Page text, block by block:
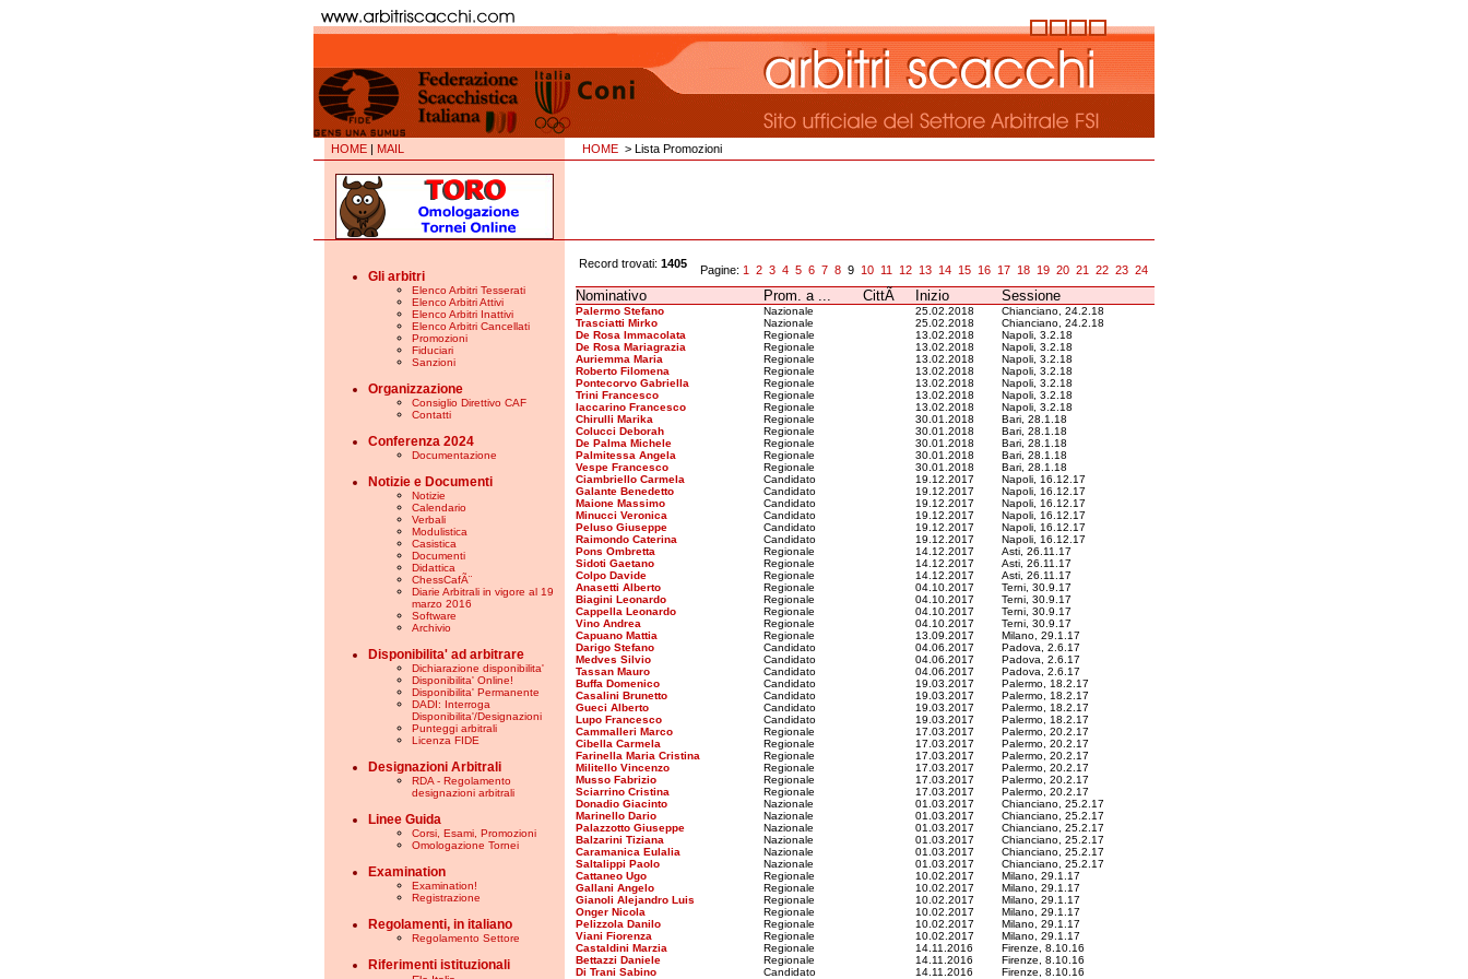
HOME | MAIL HOME > Lista Promozioni
Gli arbitri
Elenco Arbitri Tesserati
Elenco Arbitri Attivi
Elenco Arbitri Inattivi
Elenco Arbitri Cancellati
Promozioni
Fiduciari
Sanzioni
Organizzazione
Consiglio Direttivo CAF
Contatti
Conferenza 2024
Documentazione
Notizie e Documenti
Notizie
Calendario
Verbali
Modulistica
Casistica
Documenti
Didattica
ChessCafÃ¨
Diarie Arbitrali in vigore al 19
marzo 2016
Software
Archivio
Disponibilita' ad arbitrare
Dichiarazione disponibilita'
Disponibilita' Online!
Disponibilita' Permanente
DADI: Interroga
Disponibilita'/Designazioni
Punteggi arbitrali
Licenza FIDE
Designazioni Arbitrali
RDA - Regolamento
designazioni arbitrali
Linee Guida
Corsi, Esami, Promozioni
Omologazione Tornei
Examination
Examination!
Registrazione
Regolamenti, in italiano
Regolamento Settore
Riferimenti istituzionali
Record trovati: 1405 Pagine: 1 2 3 4 5 6 7 8 9 10 11 12 13 14 15 16 17 18 19 20 21 22 23 24
Nominativo Prom. a ... CittÃ Inizio Sessione
Palermo Stefano Nazionale 25.02.2018
Chianciano, 24.2.18
Trasciatti Mirko
Nazionale 25.02.2018
Chianciano, 24.2.18
De Rosa Immacolata
Regionale 13.02.2018
Napoli, 3.2.18
De Rosa Mariagrazia
Regionale 13.02.2018
Napoli, 3.2.18
Auriemma Maria
Regionale 13.02.2018
Napoli, 3.2.18
Roberto Filomena
Regionale 13.02.2018
Napoli, 3.2.18
Pontecorvo Gabriella
Regionale 13.02.2018
Napoli, 3.2.18
Trini Francesco
Regionale 13.02.2018
Napoli, 3.2.18
Iaccarino Francesco
Regionale 13.02.2018
Napoli, 3.2.18
Chirulli Marika
Regionale 30.01.2018
Bari, 28.1.18
Colucci Deborah
Regionale 30.01.2018
Bari, 28.1.18
De Palma Michele
Regionale 30.01.2018
Bari, 28.1.18
Palmitessa Angela
Regionale 30.01.2018
Bari, 28.1.18
Vespe Francesco
Regionale 30.01.2018
Bari, 28.1.18
Ciambriello Carmela
Candidato 19.12.2017
Napoli, 16.12.17
Galante Benedetto
Candidato 19.12.2017
Napoli, 16.12.17
Maione Massimo
Candidato 19.12.2017
Napoli, 16.12.17
Minucci Veronica
Candidato 19.12.2017
Napoli, 16.12.17
Peluso Giuseppe
Candidato 19.12.2017
Napoli, 16.12.17
Raimondo Caterina
Candidato 19.12.2017
Napoli, 16.12.17
Pons Ombretta
Regionale 14.12.2017
Asti, 26.11.17
Sidoti Gaetano
Regionale 14.12.2017
Asti, 26.11.17
Colpo Davide
Regionale 14.12.2017
Asti, 26.11.17
Anasetti Alberto
Regionale 04.10.2017
Terni, 30.9.17
Biagini Leonardo
Regionale 04.10.2017
Terni, 30.9.17
Cappella Leonardo
Regionale 04.10.2017
Terni, 30.9.17
Vino Andrea
Regionale 04.10.2017
Terni, 30.9.17
Capuano Mattia
Regionale 13.09.2017
Milano, 29.1.17
Darigo Stefano
Candidato 04.06.2017
Padova, 2.6.17
Medves Silvio
Candidato 04.06.2017
Padova, 2.6.17
Tassan Mauro
Candidato 04.06.2017
Padova, 2.6.17
Buffa Domenico
Candidato 19.03.2017
Palermo, 18.2.17
Casalini Brunetto
Candidato 19.03.2017
Palermo, 18.2.17
Gueci Alberto
Candidato 19.03.2017
Palermo, 18.2.17
Lupo Francesco
Candidato 19.03.2017
Palermo, 18.2.17
Cammalleri Marco
Regionale 17.03.2017
Palermo, 20.2.17
Cibella Carmela
Regionale 17.03.2017
Palermo, 20.2.17
Farinella Maria Cristina
Regionale 17.03.2017
Palermo, 20.2.17
Militello Vincenzo
Regionale 17.03.2017
Palermo, 20.2.17
Musso Fabrizio
Regionale 17.03.2017
Palermo, 20.2.17
Sciarrino Cristina
Regionale 17.03.2017
Palermo, 20.2.17
Donadio Giacinto
Nazionale 01.03.2017
Chianciano, 25.2.17
Marinello Dario
Nazionale 01.03.2017
Chianciano, 25.2.17
Palazzotto Giuseppe
Nazionale 01.03.2017
Chianciano, 25.2.17
Balzarini Tiziana
Nazionale 01.03.2017
Chianciano, 25.2.17
Caramanica Eulalia
Nazionale 01.03.2017
Chianciano, 25.2.17
Saltalippi Paolo
Nazionale 01.03.2017
Chianciano, 25.2.17
Cattaneo Ugo
Regionale 10.02.2017
Milano, 29.1.17
Gallani Angelo
Regionale 10.02.2017
Milano, 29.1.17
Gianoli Alejandro Luis
Regionale 10.02.2017
Milano, 29.1.17
Onger Nicola
Regionale 10.02.2017
Milano, 29.1.17
Pelizzola Danilo
Regionale 10.02.2017
Milano, 29.1.17
Viani Fiorenza
Regionale 10.02.2017
Milano, 29.1.17
Castaldini Marzia
Regionale 14.11.2016
Firenze, 8.10.16
Bettazzi Daniele
Regionale 14.11.2016
Firenze, 8.10.16
Di Trani Sabino
Candidato 14.11.2016
Firenze, 8.10.16